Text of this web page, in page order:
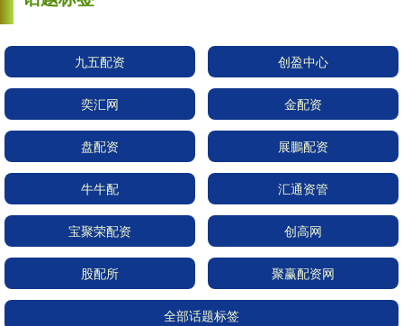
九五配资 创盈中心
奕汇网 金配资
盘配资 展鵬配资
牛牛配 汇通资管
宝聚荣配资 创高网
股配所 聚赢配资网
全部话题标签